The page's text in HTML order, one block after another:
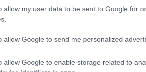
allow my user data to be sent to Google for
allow Google to send me personalized
allow Google to enable storage related to
1)
környezetét. De vajon miért is
számunkra?